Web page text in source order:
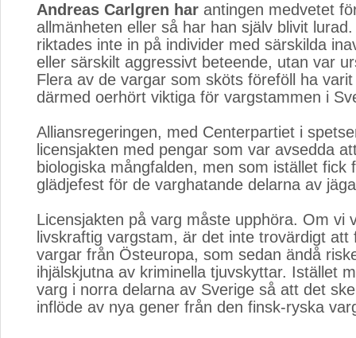
Andreas Carlgren har antingen medvetet
allmänheten eller så har han själv blivit
riktades inte in på individer med särskilda
eller särskilt aggressivt beteende, utan var
Flera av de vargar som sköts föreföll ha
därmed oerhört viktiga för vargstammen i
Alliansregeringen, med Centerpartiet i
licensjakten med pengar som var avsedda
biologiska mångfalden, men som istället fick
glädjefest för de varghatande delarna av
Licensjakten på varg måste upphöra. Om vi
livskraftig vargstam, är det inte trovärdigt att
vargar från Östeuropa, som sedan ändå
ihjälskjutna av kriminella tjuvskyttar. Istället
varg i norra delarna av Sverige så att det
inflöde av nya gener från den finsk-ryska